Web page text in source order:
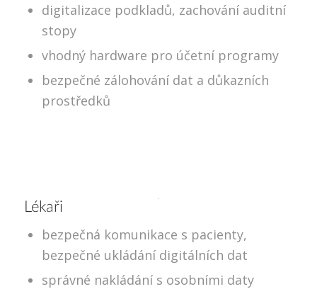
digitalizace podkladů, zachování auditní
stopy
vhodný hardware pro účetní programy
bezpečné zálohování dat a důkazních
prostředků
Lékaři
bezpečná komunikace s pacienty,
bezpečné ukládání digitálních dat
správné nakládání s osobními daty